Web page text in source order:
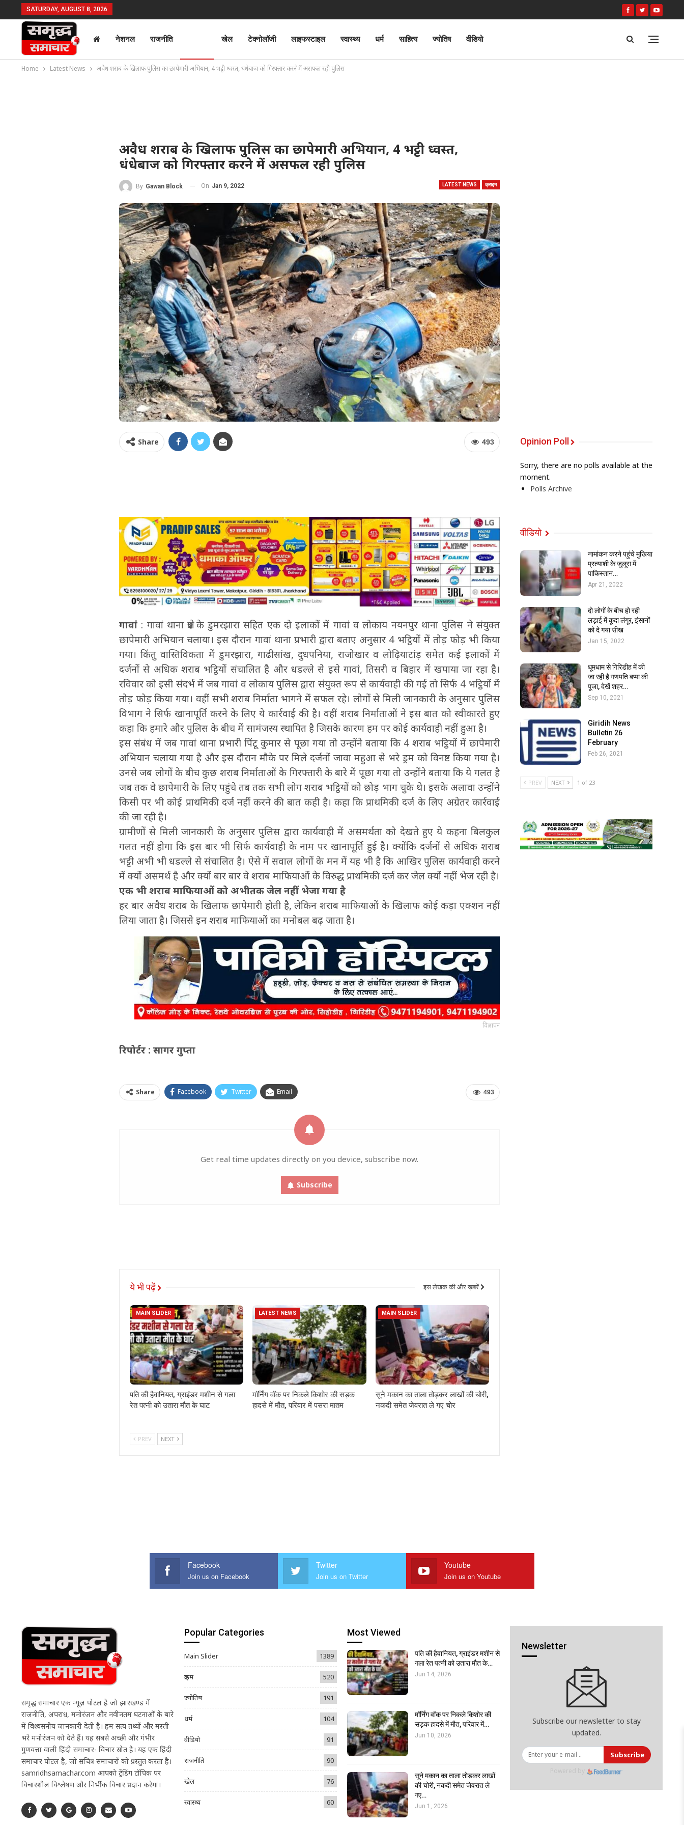
SATURDAY, AUGUST 8, 2026
नेशनल राजनीति खेल टेक्नोलॉजी लाइफस्टाइल स्वास्थ्य धर्म साहित्य ज्योतिष वीडियो
Home Latest News अवैध शराब के खिलाफ पुलिस का छापेमारी अभियान, 4 भट्टी ध्वस्त, धंधेबाज को गिरफ्तार करने में असफल रही पुलिस
अवैध शराब के खिलाफ पुलिस का छापेमारी अभियान, 4 भट्टी ध्वस्त,
धंधेबाज को गिरफ्तार करने में असफल रही पुलिस
LATEST NEWS क्राइम
By Gawan Block On Jan 9, 2022
493
Share
गावां : गावां थाना क्षेत्र के डुमरझारा सहित एक दो इलाकों में गावां व लोकाय नयनपुर थाना पुलिस ने संयुक्त
छापेमारी अभियान चलाया। इस दौरान गावां थाना प्रभारी द्वारा बताए अनुसार 4 भट्ठियों में तोड़ फोड़ भी किया
गया। किंतु वास्तिविकता में डुमरझारा, गाढीसांख, दुधपनिया, राजोखार व लोढ़ियाटांड़ समेत कई इलाकों में
दर्जनों से अधिक शराब भट्ठियों संचालित है और धडल्ले से इसे गावां, तिसरी व बिहार में खपाया जा रहा है।
रविवार को इसी संदर्भ में जब गावां व लोकाय पुलिस द्वारा संयुक्त रूप से कार्यवाही की गई तो सिर्फ 4 भट्ठियों में
तोड़ फोड़ किया गया। वहीं सभी शराब निर्माता भागने में सफल रहे। लोगों से मिली जानकारी के अनुसार पुलिस
विभाग ने सिर्फ खानापूर्ति करने के लिए ये कार्रवाई की है। वहीं शराब निर्माताओं ने इस बात को स्वीकारते हुए
कहा कि हमारे और पुलिस के बीच में सामंजस्य स्थापित है जिसके कारण हम पर कोई कार्यवाही नहीं हुआ है।
इस संबंध में जब गावां थाना प्रभारी पिंटू कुमार से पूछा गया तो उन्होंने बताया कि 4 शराब भट्ठियों में छापेमारी
अभियान चलाया गया है और इस दौरान मौके पर मिले दर्जनों जावा महुआ से भरे ड्रम को विनष्ट किया गया है।
उनसे जब लोगों के बीच कुछ शराब निर्माताओं के गिरफ्तारी के बारे में पूछा गया तो उन्होंने बताया कि ये गलत है
जब तक वे छापेमारी के लिए पहुंचे तब तक सभी लोग शराब भट्ठियों को छोड़ भाग चुके थे। इसके अलावा उन्होंने
किसी पर भी कोई प्राथमिकी दर्ज नहीं करने की बात कही है। कहा कि प्राथमिकी दर्ज के लिए अग्रेतर कार्रवाई
की जा रही है।
ग्रामीणों से मिली जानकारी के अनुसार पुलिस द्वारा कार्यवाही में असमर्थता को देखते हुए ये कहना बिलकुल
गलत नहीं होगा कि इस बार भी सिर्फ कार्यवाही के नाम पर खानापूर्ति हुई है। क्योंकि दर्जनों से अधिक शराब
भट्टी अभी भी धडल्ले से संचालित है। ऐसे में सवाल लोगों के मन में यह भी है कि आखिर पुलिस कार्यवाही करने
में क्यों असमर्थ है और क्यों बार बार वे शराब माफियाओं के विरुद्ध प्राथमिकी दर्ज कर जेल क्यों नहीं भेज रही है।
एक भी शराब माफियाओं को अभीतक जेल नहीं भेजा गया है
हर बार अवैध शराब के खिलाफ छापेमारी होती है, लेकिन शराब माफियाओं के खिलाफ कोई कड़ा एक्शन नहीं
लिया जाता है। जिससे इन शराब माफियाओं का मनोबल बढ़ जाता है।
विज्ञापन
रिपोर्टर : सागर गुप्ता
493
Share Facebook Twitter Email
Get real time updates directly on you device, subscribe now.
Subscribe
ये भी पढ़ें इस लेखक की और ख़बरें
MAIN SLIDER
पति की हैवानियत, ग्राइंडर मशीन से गला
रेत पत्नी को उतारा मौत के घाट
LATEST NEWS
मॉर्निंग वॉक पर निकले किशोर की सड़क
हादसे में मौत, परिवार में पसरा मातम
MAIN SLIDER
सूने मकान का ताला तोड़कर लाखों की चोरी,
नकदी समेत जेवरात ले गए चोर
PREV NEXT
Opinion Poll
Sorry, there are no polls available at the
moment.
Polls Archive
वीडियो
नामांकन करने पहुंचे मुखिया
प्रत्याशी के जुलूस में
पाकिस्तान…
Apr 21, 2022
दो लोगों के बीच हो रही
लड़ाई में कूदा लंगूर, इंसानों
को दे गया सीख
Jan 15, 2022
धूमधाम से गिरिडीह में की
जा रही है गणपति बप्पा की
पूजा, देखें शहर…
Sep 10, 2021
Giridih News
Bulletin 26
February
Feb 26, 2021
PREV NEXT 1 of 23
Facebook
Join us on Facebook
Twitter
Join us on Twitter
Youtube
Join us on Youtube
समृद्ध समाचार एक न्यूज़ पोर्टल है जो झारखण्ड में
राजनीति, अपराध, मनोरंजन और नवीनतम घटनाओं के बारे
में विश्वसनीय जानकारी देती है। हम सत्य तथ्यों और मस्ती
भरे मनोरंजन को देते हैं। यह सबसे अच्छी और गंभीर
गुणवत्ता वाली हिंदी समाचार- विचार स्रोत है। यह एक हिंदी
समाचार पोर्टल है, जो सचित्र समाचारों को प्रस्तुत करता है।
samridhsamachar.com आपको ट्रेंडिंग टॉपिक पर
विचारशील विश्लेषण और निर्भीक विचार प्रदान करेगा।
Popular Categories
Main Slider 1389
क्राइम 520
ज्योतिष 191
धर्म 104
वीडियो 91
राजनीति 90
खेल 76
स्वास्थ्य 60
Most Viewed
पति की हैवानियत, ग्राइंडर मशीन से
गला रेत पत्नी को उतारा मौत के…
Jun 14, 2026
मॉर्निंग वॉक पर निकले किशोर की
सड़क हादसे में मौत, परिवार में…
Jun 10, 2026
सूने मकान का ताला तोड़कर लाखों
की चोरी, नकदी समेत जेवरात ले
गए…
Jun 1, 2026
Newsletter
Subscribe our newsletter to stay
updated.
Subscribe